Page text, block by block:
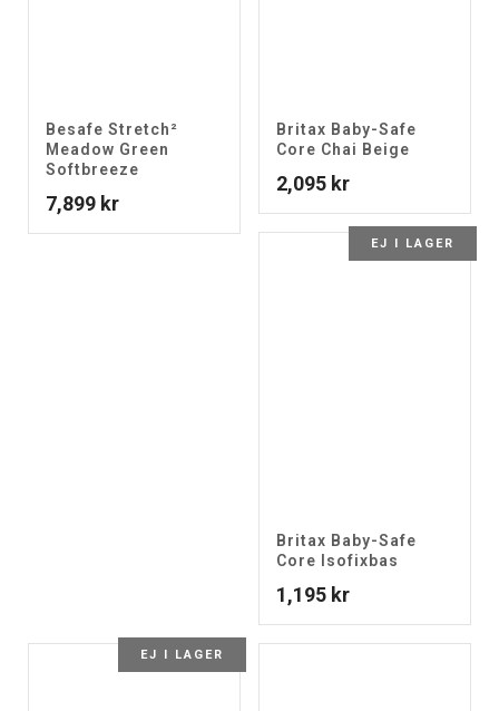
Besafe Stretch²
Meadow Green
Softbreeze
7,899 kr
Britax Baby-Safe
Core Chai Beige
2,095 kr
EJ I LAGER
Britax Baby-Safe
Core Isofixbas
1,195 kr
EJ I LAGER